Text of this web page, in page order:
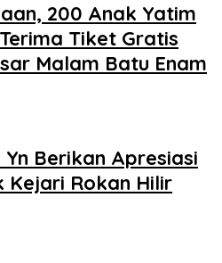
200 Anak Yatim
Tiket Gratis
Malam Batu Enam
Berikan Apresiasi
Kejari Rokan Hilir